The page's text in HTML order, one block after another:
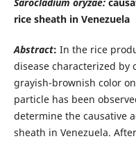
rice sheath in Venezuela
Abstract: In the rice
disease characterized
grayish-brownish color
particle has been
determine the causative
sheath in Venezuela.